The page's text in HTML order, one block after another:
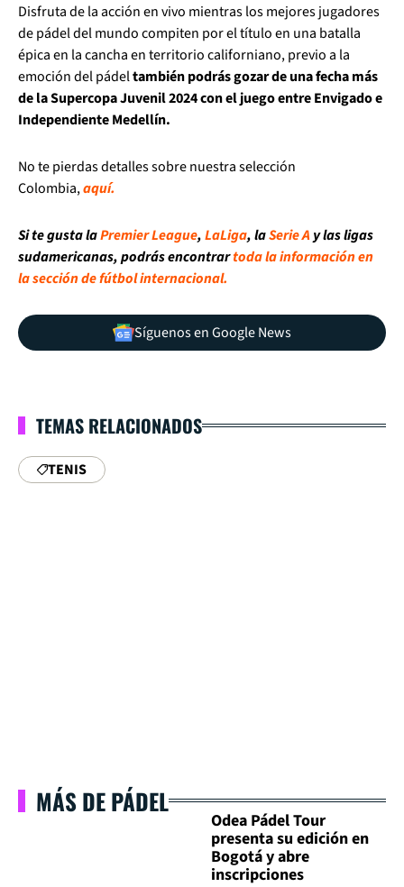
Disfruta de la acción en vivo mientras los mejores jugadores
de pádel del mundo compiten por el título en una batalla
épica en la cancha en territorio californiano, previo a la
emoción del pádeltambién podrás gozar de una fecha más
de la Supercopa Juvenil 2024 con el juego entre Envigado e
Independiente Medellín.
No te pierdas detalles sobre nuestra selección
Colombia,aquí.
Si te gusta laPremier League,LaLiga, laSerie Ay las ligas
sudamericanas, podrás encontrartoda la información en
la sección de fútbol internacional.
Síguenos en Google News
TEMAS RELACIONADOS
TENIS
MÁS DE PÁDEL
Odea Pádel Tour
presenta su edición en
Bogotá y abre
inscripciones